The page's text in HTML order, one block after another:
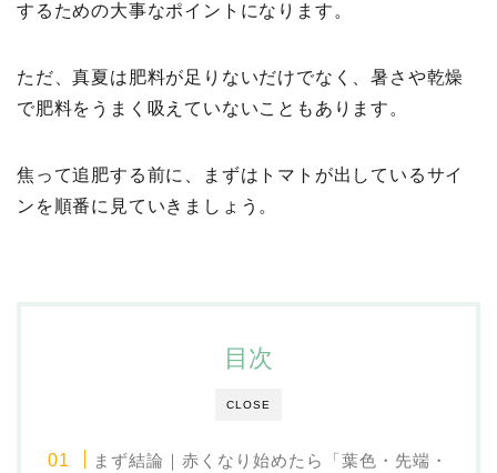
するための大事なポイントになります。
ただ、真夏は肥料が足りないだけでなく、暑さや乾燥
で肥料をうまく吸えていないこともあります。
焦って追肥する前に、まずはトマトが出しているサイ
ンを順番に見ていきましょう。
CLOSE
目次
まず結論｜赤くなり始めたら「葉色・先端・